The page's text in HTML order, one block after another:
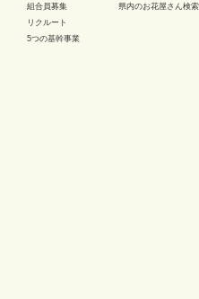
組合員募集
リクルート
5つの基幹事業
県内のお花屋さん検索